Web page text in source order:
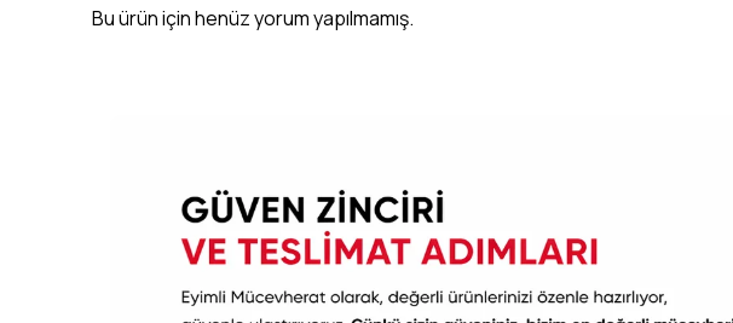
Bu ürün için henüz yorum yapılmamış.